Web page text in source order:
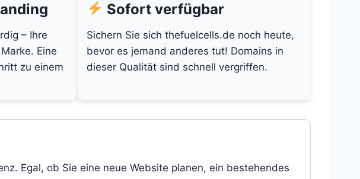
– Ihre
Eine
zu einem
Sofort verfügbar
Sichern Sie sich thefuelcells.de noch heute,
bevor es jemand anderes tut! Domains in
dieser Qualität sind schnell vergriffen.
Egal, ob Sie eine neue Website planen, ein bestehendes